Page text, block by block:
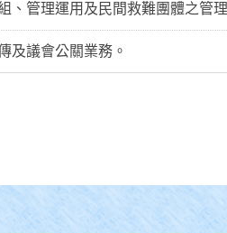
、管理運用及民間救難團體之管
及議會公關業務。